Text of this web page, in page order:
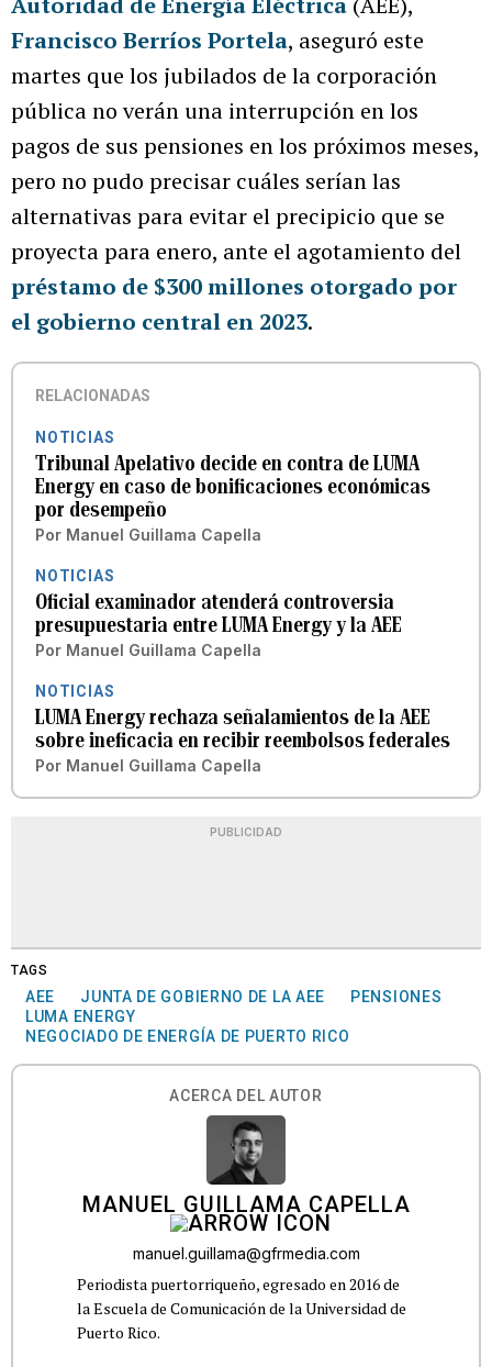
Francisco Berríos Portela, aseguró este
martes que los jubilados de la corporación
pública no verán una interrupción en los
pagos de sus pensiones en los próximos meses,
pero no pudo precisar cuáles serían las
alternativas para evitar el precipicio que se
proyecta para enero, ante el agotamiento del
préstamo de $300 millones otorgado por
el gobierno central en 2023.
RELACIONADAS
NOTICIAS
Tribunal Apelativo decide en contra de LUMA
Energy en caso de bonificaciones económicas
por desempeño
Por Manuel Guillama Capella
NOTICIAS
Oficial examinador atenderá controversia
presupuestaria entre LUMA Energy y la AEE
Por Manuel Guillama Capella
NOTICIAS
LUMA Energy rechaza señalamientos de la AEE
sobre ineficacia en recibir reembolsos federales
Por Manuel Guillama Capella
PUBLICIDAD
TAGS
AEE JUNTA DE GOBIERNO DE LA AEE
PENSIONES
LUMA ENERGY
NEGOCIADO DE ENERGÍA DE PUERTO RICO
ACERCA DEL AUTOR
MANUEL GUILLAMA CAPELLA
manuel.guillama@gfrmedia.com
Periodista puertorriqueño, egresado en 2016 de
la Escuela de Comunicación de la Universidad de
Puerto Rico.